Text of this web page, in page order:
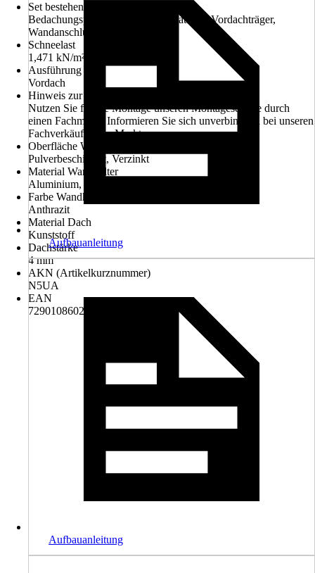
Set bestehend aus
Bedachungsplatte, Befestigungsmaterial, Vordachträger,
Wandanschlussprofil
Schneelast
1,471 kN/m²
Ausführung
Vordach
Hinweis zur Montage
Nutzen Sie für die Montage unseren Montageservice durch
einen Fachmann. Informieren Sie sich unverbindlich bei unseren
Fachverkäufern im Markt.
Oberfläche Wandhalter
Pulverbeschichtet, Verzinkt
Material Wandhalter
Aluminium, Stahl
Farbe Wandhalter
Anthrazit
Material Dach
Kunststoff
Dachstärke
4 mm
AKN (Artikelkurznummer)
N5UA
EAN
7290108602166
Aufbauanleitung
Aufbauanleitung